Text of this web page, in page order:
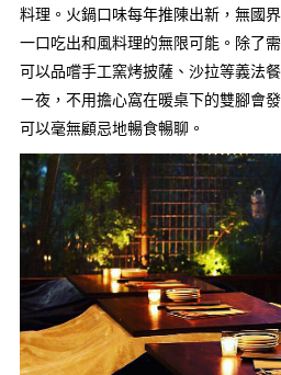
料理。火鍋口味每年推陳出新，無國
一口吃出和風料理的無限可能。除了
可以品嚐手工窯烤披薩、沙拉等義法
ㄧ夜，不用擔心窩在暖桌下的雙腳會
可以毫無顧忌地暢食暢聊。